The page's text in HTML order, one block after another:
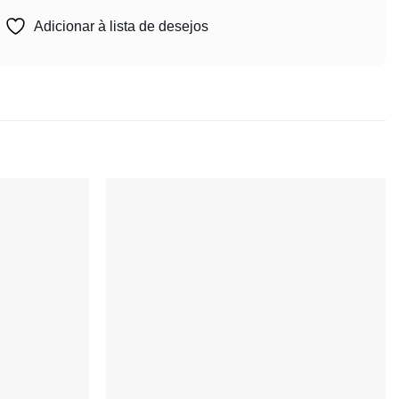
Adicionar à lista de desejos